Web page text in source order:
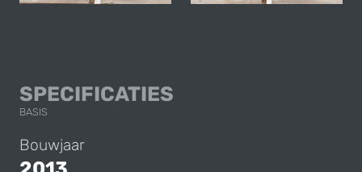
SPECIFICATIES
BASIS
Bouwjaar